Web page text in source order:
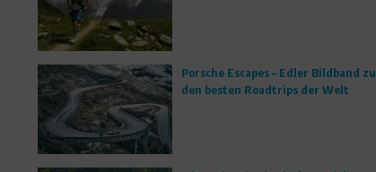
Porsche Escapes – Edler Bildband zu
den besten Roadtrips der Welt